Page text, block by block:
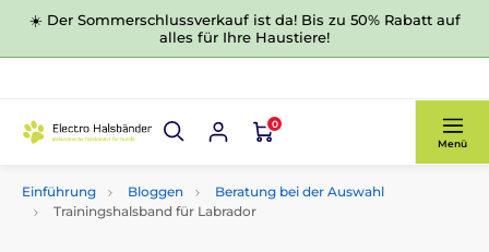
☀️ Der Sommerschlussverkauf ist da! Bis zu 50% Rabatt auf
alles für Ihre Haustiere!
0
Menü
Einführung Bloggen
Beratung bei der Auswahl
Trainingshalsband für Labrador